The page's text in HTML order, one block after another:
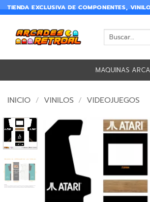
TIENDA EXCLUSIVA DE COMPONENTES,
MAQUINAS
INICIO / VINILOS / VIDEOJUEGOS